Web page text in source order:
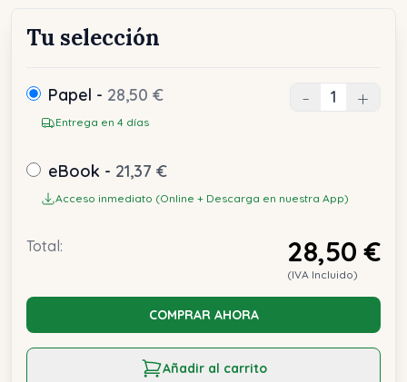
Tu selección
Papel - 28,50 €
Entrega en 4 días
- +
eBook - 21,37 €
Acceso inmediato (Online + Descarga en nuestra App)
Total: 28,50 €
(IVA Incluido)
COMPRAR AHORA
Añadir al carrito